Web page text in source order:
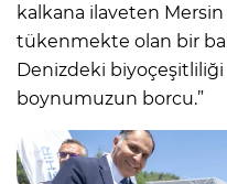
kalkana ilaveten Mersin
tükenmekte olan bir
Denizdeki
boynumuzun borcu.”